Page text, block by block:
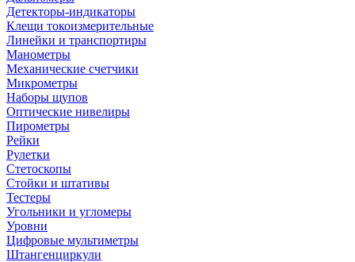
Детекторы-индикаторы
Клещи токоизмерительные
Линейки и транспортиры
Манометры
Механические счетчики
Микрометры
Наборы щупов
Оптические нивелиры
Пирометры
Рейки
Рулетки
Стетоскопы
Стойки и штативы
Тестеры
Угольники и угломеры
Уровни
Цифровые мультиметры
Штангенциркули